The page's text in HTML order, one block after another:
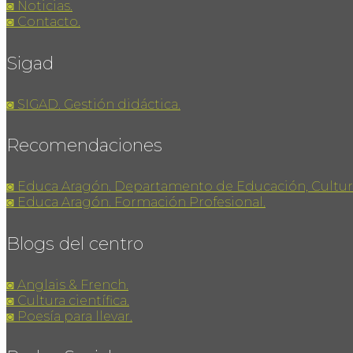
◙ Noticias.
◙ Contacto.
Sigad
◙ SIGAD. Gestión didáctica.
Recomendaciones
◙ Educa Aragón. Departamento de Educación,
◙ Educa Aragón. Formación Profesional.
Blogs del centro
◙ Anglais & French.
◙ Cultura científica.
◙ Poesía para llevar.